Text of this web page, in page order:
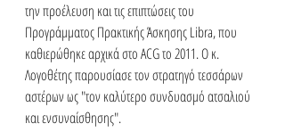
την προέλευση και τις επιπτώσεις του
Προγράμματος Πρακτικής Άσκησης Libra, που
καθιερώθηκε αρχικά στο ACG το 2011. Ο κ.
Λογοθέτης παρουσίασε τον στρατηγό τεσσάρων
αστέρων ως "τον καλύτερο συνδυασμό ατσαλιού
και ενσυναίσθησης".